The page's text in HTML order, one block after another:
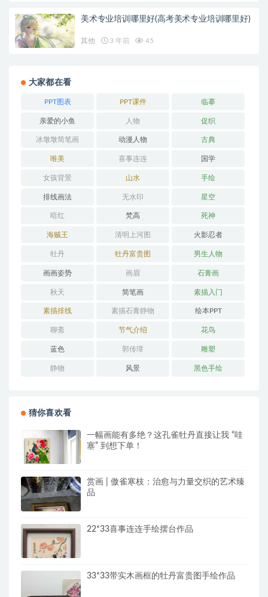
美术专业培训哪里好(高考美术专业培训哪里好)
其他 3 年前 45
大家都在看
PPT图表 PPT课件 临摹
亲爱的小鱼 人物 促织
冰墩墩简笔画 动漫人物 古典
唯美 喜事连连 国学
女孩背景 山水 手绘
排线画法 无水印 星空
暗红 梵高 死神
海贼王 清明上河图 火影忍者
牡丹 牡丹富贵图 男生人物
画画姿势 画眉 石膏画
秋天 简笔画 素描入门
素描排线 素描石膏静物 绘本PPT
聊斋 节气介绍 花鸟
蓝色 郭传璋 雕塑
静物 风景 黑色手绘
猜你喜欢看
一幅画能有多绝？这孔雀牡丹直接让我 “哇
塞” 到想下单！
赏画 | 傲雀寒枝：治愈与力量交织的艺术臻
品
22*33喜事连连手绘摆台作品
33*33带实木画框的牡丹富贵图手绘作品